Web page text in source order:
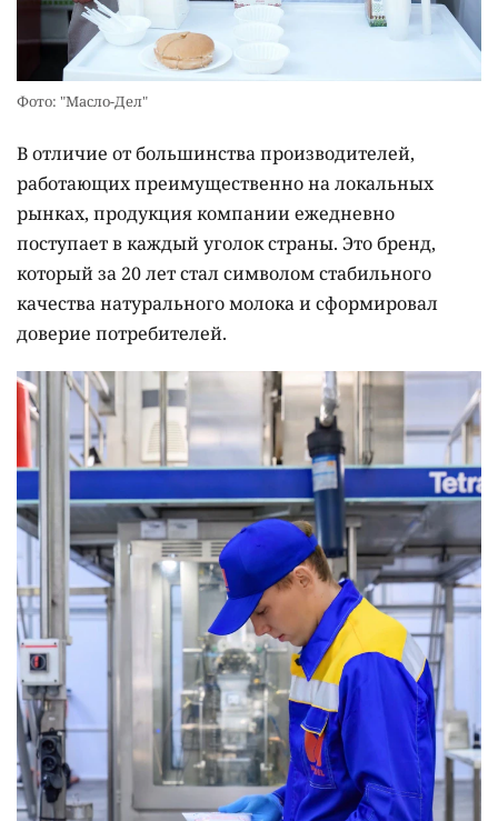
Фото: "Масло-Дел"
В отличие от большинства производителей,
работающих преимущественно на локальных
рынках, продукция компании ежедневно
поступает в каждый уголок страны. Это бренд,
который за 20 лет стал символом стабильного
качества натурального молока и сформировал
доверие потребителей.